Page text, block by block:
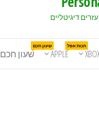
דיגיטליים
APPLE
חנות אפל
שעון חכם
שעון חכם